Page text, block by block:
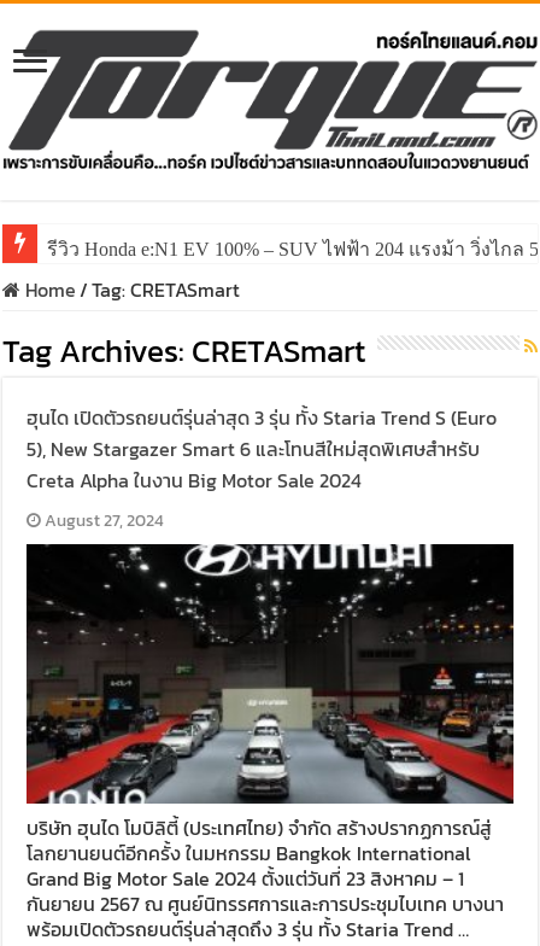
รีวิว Honda e:N1 EV 100% – SUV ไฟฟ้า 204 แรงม้า วิ่งไกล
Home/Tag:CRETASmart
Tag Archives: CRETASmart
ฮุนได เปิดตัวรถยนต์รุ่นล่าสุด 3 รุ่น ทั้ง Staria Trend S (Euro
5), New Stargazer Smart 6 และโทนสีใหม่สุดพิเศษสำหรับ
Creta Alpha ในงาน Big Motor Sale 2024
August 27, 2024
บริษัท ฮุนได โมบิลิตี้ (ประเทศไทย) จำกัด สร้างปรากฏการณ์สู่
โลกยานยนต์อีกครั้ง ในมหกรรม Bangkok International
Grand Big Motor Sale 2024 ตั้งแต่วันที่ 23 สิงหาคม – 1
กันยายน 2567 ณ ศูนย์นิทรรศการและการประชุมไบเทค บางนา
พร้อมเปิดตัวรถยนต์รุ่นล่าสุดถึง 3 รุ่น ทั้ง Staria Trend …